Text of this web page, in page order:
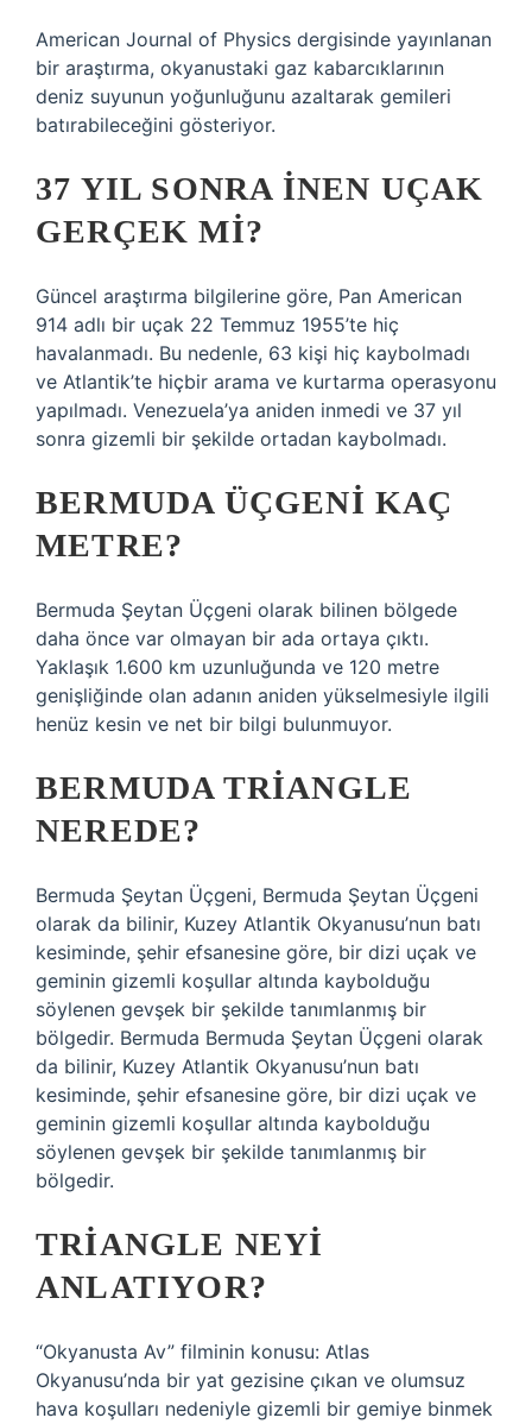
American Journal of Physics dergisinde yayınlanan
bir araştırma, okyanustaki gaz kabarcıklarının
deniz suyunun yoğunluğunu azaltarak gemileri
batırabileceğini gösteriyor.
37 YIL SONRA INEN UÇAK
GERÇEK MI?
Güncel araştırma bilgilerine göre, Pan American
914 adlı bir uçak 22 Temmuz 1955’te hiç
havalanmadı. Bu nedenle, 63 kişi hiç kaybolmadı
ve Atlantik’te hiçbir arama ve kurtarma operasyonu
yapılmadı. Venezuela’ya aniden inmedi ve 37 yıl
sonra gizemli bir şekilde ortadan kaybolmadı.
BERMUDA ÜÇGENI KAÇ
METRE?
Bermuda Şeytan Üçgeni olarak bilinen bölgede
daha önce var olmayan bir ada ortaya çıktı.
Yaklaşık 1.600 km uzunluğunda ve 120 metre
genişliğinde olan adanın aniden yükselmesiyle ilgili
henüz kesin ve net bir bilgi bulunmuyor.
BERMUDA TRIANGLE
NEREDE?
Bermuda Şeytan Üçgeni, Bermuda Şeytan Üçgeni
olarak da bilinir, Kuzey Atlantik Okyanusu’nun batı
kesiminde, şehir efsanesine göre, bir dizi uçak ve
geminin gizemli koşullar altında kaybolduğu
söylenen gevşek bir şekilde tanımlanmış bir
bölgedir. Bermuda Bermuda Şeytan Üçgeni olarak
da bilinir, Kuzey Atlantik Okyanusu’nun batı
kesiminde, şehir efsanesine göre, bir dizi uçak ve
geminin gizemli koşullar altında kaybolduğu
söylenen gevşek bir şekilde tanımlanmış bir
bölgedir.
TRIANGLE NEYI
ANLATIYOR?
“Okyanusta Av” filminin konusu: Atlas
Okyanusu’nda bir yat gezisine çıkan ve olumsuz
hava koşulları nedeniyle gizemli bir gemiye binmek